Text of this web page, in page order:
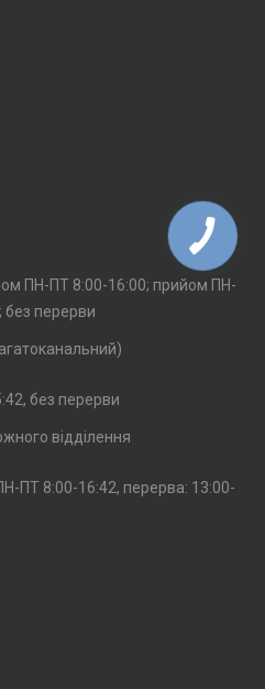
ПН-ПТ 8:00-16:00; прийом ПН-
без перерви
без перерви
відділення
ПТ 8:00-16:42, перерва: 13:00-